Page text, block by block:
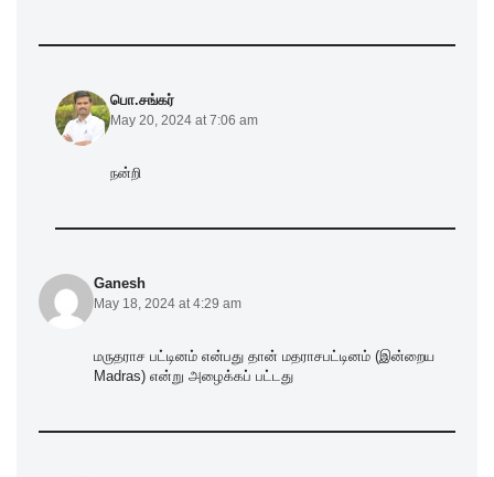
பொ.சங்கர்
May 20, 2024 at 7:06 am
நன்றி
Ganesh
May 18, 2024 at 4:29 am
மருதராச பட்டினம் என்பது தான் மதராசபட்டினம் (இன்றைய
Madras) என்று அழைக்கப் பட்டது